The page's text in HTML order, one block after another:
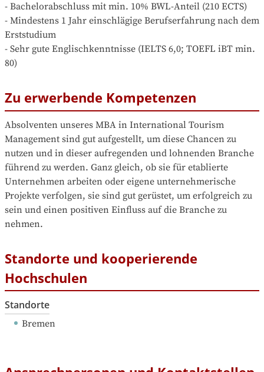
- Bachelorabschluss mit min. 10% BWL-Anteil (210 ECTS)
- Mindestens 1 Jahr einschlägige Berufserfahrung nach dem
Erststudium
- Sehr gute Englischkenntnisse (IELTS 6,0; TOEFL iBT min.
80)
Zu erwerbende Kompetenzen
Absolventen unseres MBA in International Tourism
Management sind gut aufgestellt, um diese Chancen zu
nutzen und in dieser aufregenden und lohnenden Branche
führend zu werden. Ganz gleich, ob sie für etablierte
Unternehmen arbeiten oder eigene unternehmerische
Projekte verfolgen, sie sind gut gerüstet, um erfolgreich zu
sein und einen positiven Einfluss auf die Branche zu
nehmen.
Standorte und kooperierende
Hochschulen
Standorte
Bremen